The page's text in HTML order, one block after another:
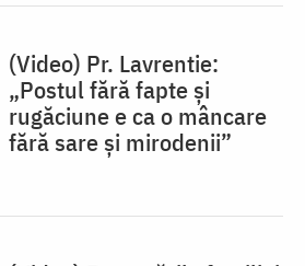
(Video) Pr. Lavrentie:
„Postul fără fapte și
rugăciune e ca o mâncare
fără sare și mirodenii”